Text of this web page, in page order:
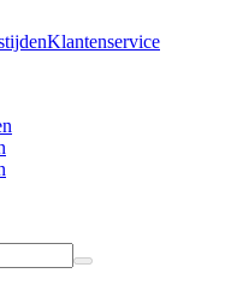
Klantenservice